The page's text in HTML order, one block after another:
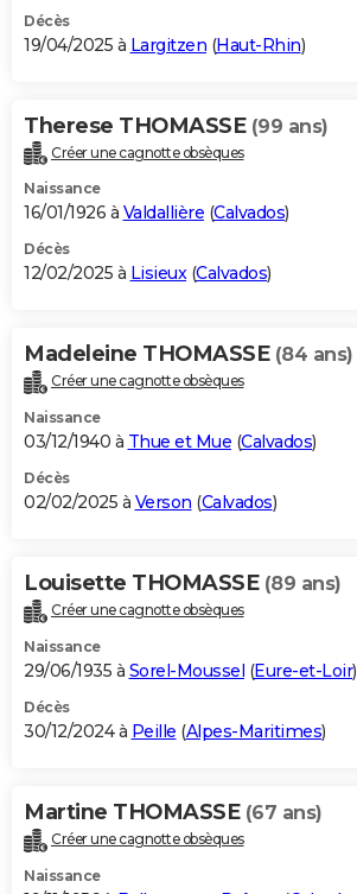
Décès
19/04/2025 à Largitzen (Haut-Rhin)
Therese THOMASSE (99 ans)
Créer une cagnotte obsèques
Naissance
16/01/1926 à Valdallière (Calvados)
Décès
12/02/2025 à Lisieux(Calvados)
Madeleine THOMASSE (84 ans)
Créer une cagnotte obsèques
Naissance
03/12/1940 à Thue et Mue (Calvados)
Décès
02/02/2025 à Verson (Calvados)
Louisette THOMASSE (89 ans)
Créer une cagnotte obsèques
Naissance
29/06/1935 à Sorel-Moussel (Eure-et-Loir)
Décès
30/12/2024 à Peille (Alpes-Maritimes)
Martine THOMASSE (67 ans)
Créer une cagnotte obsèques
Naissance